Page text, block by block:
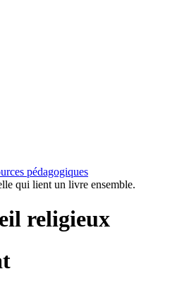
religieux